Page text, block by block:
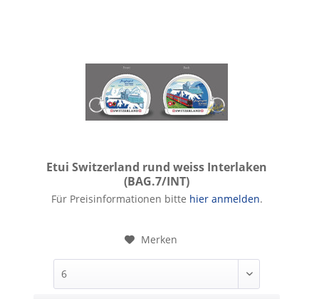
Etui Switzerland rund weiss Interlaken
(BAG.7/INT)
Etui Switzerland rund weiss Interlaken
Für Preisinformationen bitte hier anmelden.
Merken